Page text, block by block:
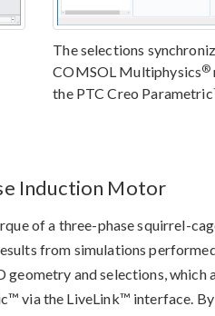
The selections
COMSOL Multiphysics®
the PTC Creo
Induction Motor
of a three-phase squirrel-
from simulations
and selections, which
via the LiveLink™ interface.